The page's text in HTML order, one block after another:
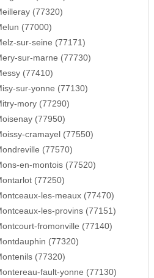
(77320)
(77000)
sur-seine (77171)
sur-marne (77730)
(77410)
sur-yonne (77130)
mory (77290)
(77950)
cramayel (77550)
(77570)
en-montois (77520)
(77250)
les-meaux (77470)
les-provins (77151)
fromonville (77140)
(77320)
(77320)
fault-yonne (77130)